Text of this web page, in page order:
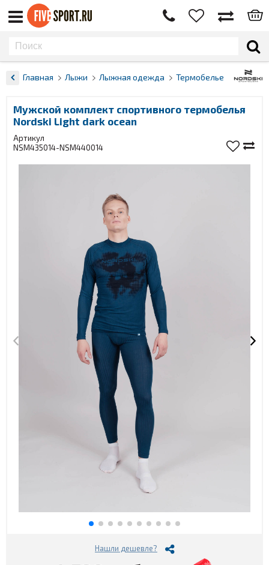
Главная Лыжи Лыжная одежда Термобелье
Мужской комплект спортивного термобелья
Nordski Light dark ocean
Артикул
NSM435014-NSM440014
Нашли дешевле?